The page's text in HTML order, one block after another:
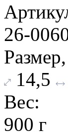
26-
14,5
Вес:
900 г